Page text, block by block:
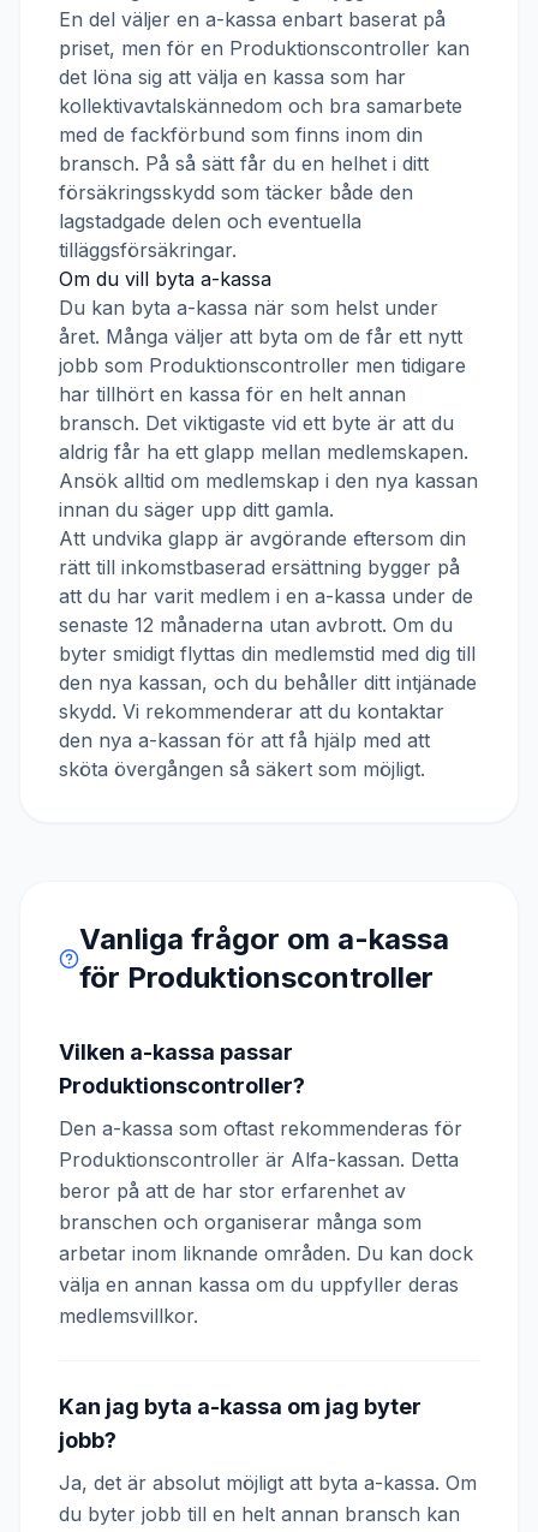
En del väljer en a-kassa enbart baserat på
priset, men för en Produktionscontroller kan
det löna sig att välja en kassa som har
kollektivavtalskännedom och bra samarbete
med de fackförbund som finns inom din
bransch. På så sätt får du en helhet i ditt
försäkringsskydd som täcker både den
lagstadgade delen och eventuella
tilläggsförsäkringar.
Om du vill byta a-kassa
Du kan byta a-kassa när som helst under
året. Många väljer att byta om de får ett nytt
jobb som Produktionscontroller men tidigare
har tillhört en kassa för en helt annan
bransch. Det viktigaste vid ett byte är att du
aldrig får ha ett glapp mellan medlemskapen.
Ansök alltid om medlemskap i den nya kassan
innan du säger upp ditt gamla.
Att undvika glapp är avgörande eftersom din
rätt till inkomstbaserad ersättning bygger på
att du har varit medlem i en a-kassa under de
senaste 12 månaderna utan avbrott. Om du
byter smidigt flyttas din medlemstid med dig till
den nya kassan, och du behåller ditt intjänade
skydd. Vi rekommenderar att du kontaktar
den nya a-kassan för att få hjälp med att
sköta övergången så säkert som möjligt.
Vanliga frågor om a-kassa
för Produktionscontroller
Vilken a-kassa passar
Produktionscontroller?
Den a-kassa som oftast rekommenderas för
Produktionscontroller är Alfa-kassan. Detta
beror på att de har stor erfarenhet av
branschen och organiserar många som
arbetar inom liknande områden. Du kan dock
välja en annan kassa om du uppfyller deras
medlemsvillkor.
Kan jag byta a-kassa om jag byter
jobb?
Ja, det är absolut möjligt att byta a-kassa. Om
du byter jobb till en helt annan bransch kan